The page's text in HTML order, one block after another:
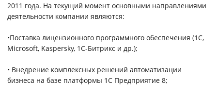
2011 года. На текущий момент основными направлениями
деятельности компании являются:
•Поставка лицензионного программного обеспечения (1С,
Microsoft, Kaspersky, 1С-Битрикс и др.);
• Внедрение комплексных решений автоматизации
бизнеса на базе платформы 1C Предприятие 8;